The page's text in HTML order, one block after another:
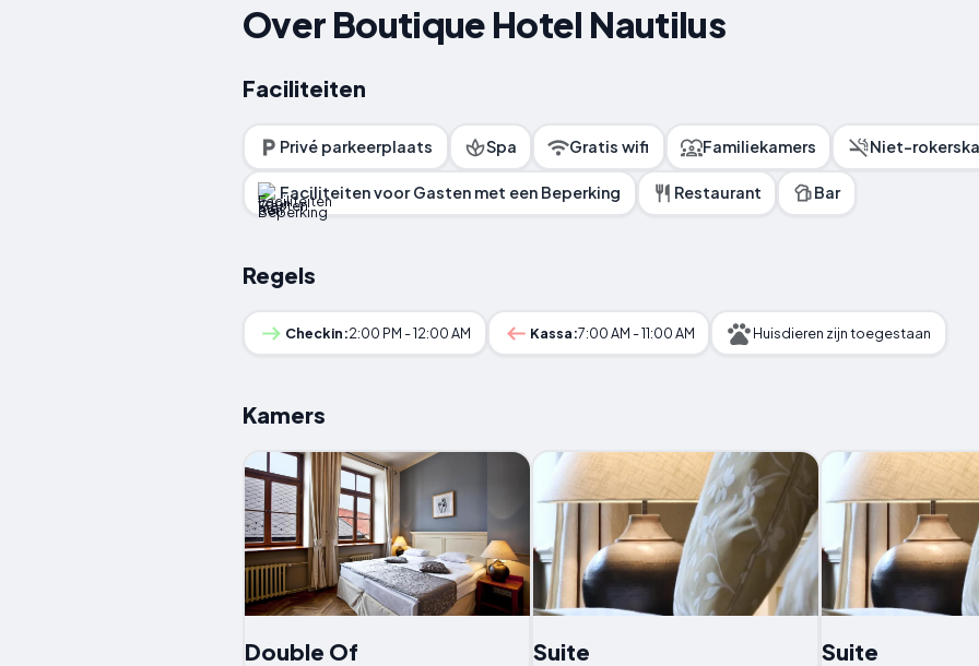
Over Boutique Hotel Nautilus
Faciliteiten
Privé parkeerplaats Spa Gratis wifi Familiekamers Niet-
Faciliteiten voor Gasten met een Beperking Restaurant Bar
Regels
Checkin:2:00 PM - 12:00 AM Kassa:7:00 AM - 11:00 AM Huisdieren zijn toegestaan
Kamers
Double Of
Suite Suite